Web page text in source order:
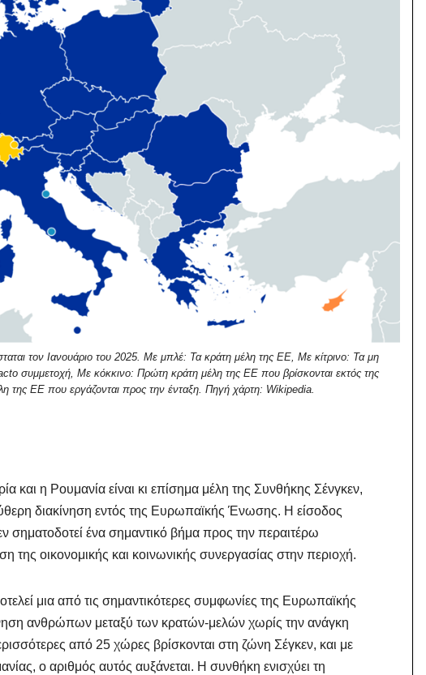
τον Ιανουάριο του 2025. Με μπλέ: Τα κράτη μέλη της ΕΕ, Με κίτρινο: Τα μη
συμμετοχή, Με κόκκινο: Πρώτη κράτη μέλη της ΕΕ που βρίσκονται εκτός της
της ΕΕ που εργάζονται προς την ένταξη. Πηγή χάρτη: Wikipedia.
και η Ρουμανία είναι κι επίσημα μέλη της Συνθήκης Σένγκεν,
διακίνηση εντός της Ευρωπαϊκής Ένωσης. Η είσοδος
ένα σημαντικό βήμα προς την περαιτέρω
της οικονομικής και κοινωνικής συνεργασίας στην περιοχή.
μια από τις σημαντικότερες συμφωνίες της Ευρωπαϊκής
ανθρώπων μεταξύ των κρατών-μελών χωρίς την ανάγκη
από 25 χώρες βρίσκονται στη ζώνη Σέγκεν, και με
ο αριθμός αυτός αυξάνεται. Η συνθήκη ενισχύει τη